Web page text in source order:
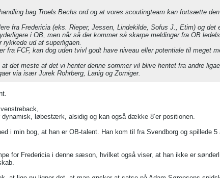
bag Troels Bechs ord og at vores scoutingteam kan fortsætte
fra Fredericia (eks. Rieper, Jessen, Lindekilde, Sofus J., Etim) og
i OB, men når så der kommer så skarpe meldinger fra OB
rykkede ud af superligaen.
fra FCF, kan dog uden tvivl godt have niveau eller potentiale til meget
at det meste af det vi henter denne sommer vil blive hentet fra andre
via især Jurek Rohrberg, Lanig og Zorniger.
løbestærk, alsidig og kan også dække 8’er positionen.
i min bog, at han er OB-talent. Han kom til fra Svendborg og spillede
for Fredericia i denne sæson, hvilket også viser, at han ikke er